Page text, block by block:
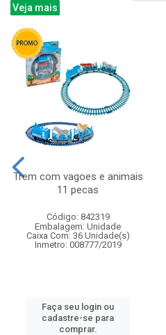
Veja mais
Trem com vagoes e animais
11 pecas
Código: 842319
Embalagem: Unidade
Caixa Com: 36 Unidade(s)
Inmetro: 008777/2019
Faça seu login ou
cadastre-se para
comprar.